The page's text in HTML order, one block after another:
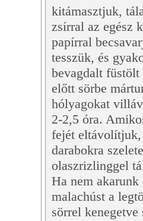
kitámasztjuk,
zsírral az egész
papírral
tesszük, és
bevagdalt füstölt
előtt sörbe
hólyagokat
2-2,5 óra.
fejét eltávolítjuk,
darabokra
olaszrizlinggel
Ha nem
malachúst a
sörrel